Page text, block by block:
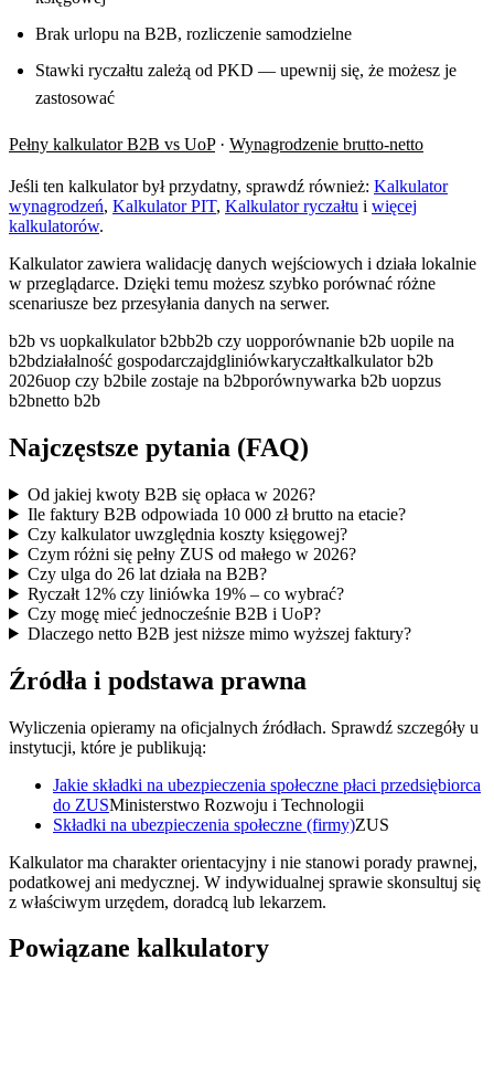
Brak urlopu na B2B, rozliczenie samodzielne
Stawki ryczałtu zależą od PKD — upewnij się, że możesz je
zastosować
Pełny kalkulator B2B vs UoP· Wynagrodzenie brutto-netto
Jeśli ten kalkulator był przydatny, sprawdź również: Kalkulator
wynagrodzeń, Kalkulator PIT, Kalkulator ryczałtu i więcej
kalkulatorów.
Kalkulator zawiera walidację danych wejściowych i działa lokalnie
w przeglądarce. Dzięki temu możesz szybko porównać różne
scenariusze bez przesyłania danych na serwer.
b2b vs uopkalkulator b2bb2b czy uopporównanie b2b uopile na
b2bdziałalność gospodarczajdgliniówkaryczałtkalkulator b2b
2026uop czy b2bile zostaje na b2bporównywarka b2b uopzus
b2bnetto b2b
Najczęstsze pytania (FAQ)
Od jakiej kwoty B2B się opłaca w 2026?
Ile faktury B2B odpowiada 10 000 zł brutto na etacie?
Czy kalkulator uwzględnia koszty księgowej?
Czym różni się pełny ZUS od małego w 2026?
Czy ulga do 26 lat działa na B2B?
Ryczałt 12% czy liniówka 19% – co wybrać?
Czy mogę mieć jednocześnie B2B i UoP?
Dlaczego netto B2B jest niższe mimo wyższej faktury?
Źródła i podstawa prawna
Wyliczenia opieramy na oficjalnych źródłach. Sprawdź szczegóły u
instytucji, które je publikują:
Jakie składki na ubezpieczenia społeczne płaci przedsiębiorca
do ZUSMinisterstwo Rozwoju i Technologii
Składki na ubezpieczenia społeczne (firmy)ZUS
Kalkulator ma charakter orientacyjny i nie stanowi porady prawnej,
podatkowej ani medycznej. W indywidualnej sprawie skonsultuj się
z właściwym urzędem, doradcą lub lekarzem.
Powiązane kalkulatory